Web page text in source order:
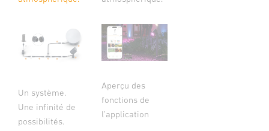
Un système.
Une infinité de
possibilités.
Aperçu des
fonctions de
l’application